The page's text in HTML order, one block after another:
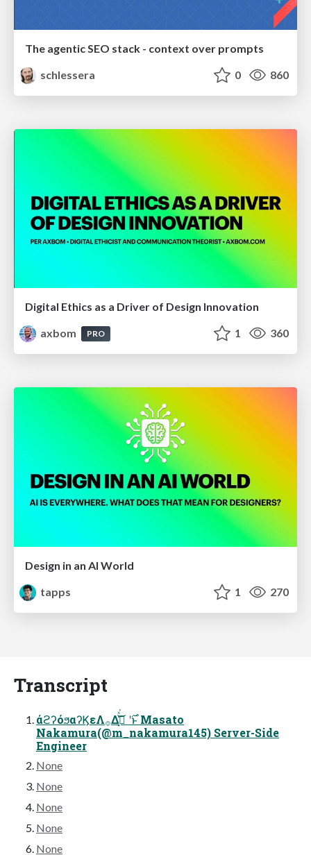
The agentic SEO stack - context over prompts
schlessera
0 860
Digital Ethics as a Driver of Design Innovation
axbom
PRO 1 360
Design in an AI World
tapps
1 270
Transcript
άϩʔόϧαʔϏεΛ࡞Δ࣌ʹ ߟ͓͑ͯ͘͜ͱ Masato
Nakamura(@m_nakamura145) Server-Side
Engineer
None
None
None
None
None